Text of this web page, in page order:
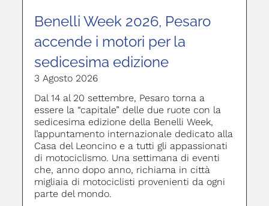
Benelli Week 2026, Pesaro
accende i motori per la
sedicesima edizione
3 Agosto 2026
Dal 14 al 20 settembre, Pesaro torna a
essere la “capitale” delle due ruote con la
sedicesima edizione della Benelli Week,
l’appuntamento internazionale dedicato alla
Casa del Leoncino e a tutti gli appassionati
di motociclismo. Una settimana di eventi
che, anno dopo anno, richiama in città
migliaia di motociclisti provenienti da ogni
parte del mondo.